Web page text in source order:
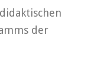
der